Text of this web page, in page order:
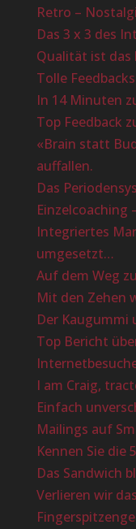
Retro –
Das 3 x 3 des
Qualität ist das
Tolle Feedbacks
In 14 Minuten
Top Feedback
«Brain statt
auffallen.
Das
Einzelcoaching
Integriertes
umgesetzt…
Auf dem Weg
Mit den Zehen
Der Kaugummi
Top Bericht
I am Craig,
Einfach
Mailings auf
Kennen Sie die
Das Sandwich
Verlieren wir